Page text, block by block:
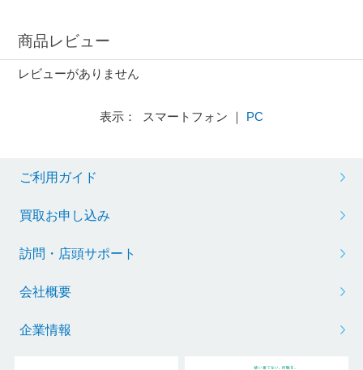
商品レビュー
レビューがありません
表示： スマートフォン ｜ PC
ご利用ガイド
買取お申し込み
訪問・店頭サポート
会社概要
企業情報